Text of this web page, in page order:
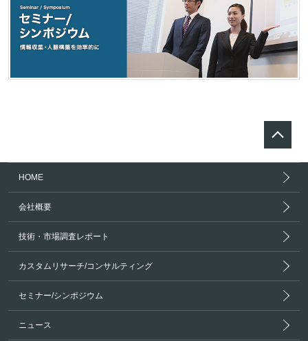
HOME
会社概要
技術・市場調査レポート
カスタムリサーチ/コンサルティング
セミナー/シンポジウム
ニュース